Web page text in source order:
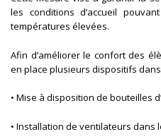
les conditions d’accueil
températures élevées.
Afin d’améliorer le confort des
en place plusieurs dispositifs
• Mise à disposition de bouteilles
• Installation de ventilateurs dans